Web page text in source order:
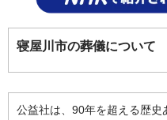
寝屋川市の葬儀について
公益社は、90年を超える歴